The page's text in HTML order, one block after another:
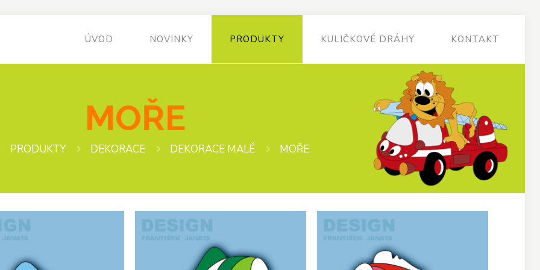
ÚVOD NOVINKY PRODUKTY KULIČKOVÉ DRÁHY KONTAKT
MOŘE
PRODUKTY DEKORACE DEKORACE MALÉ MOŘE